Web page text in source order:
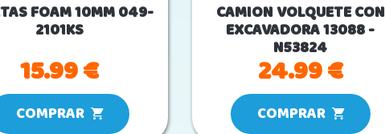
FOAM 10MM 049-
2101KS
15.99 €
COMPRAR
CAMION VOLQUETE CON
EXCAVADORA 13088 -
N53824
24.99 €
COMPRAR